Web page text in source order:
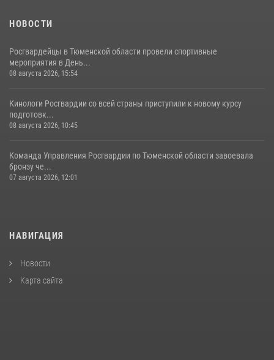
НОВОСТИ
Росгвардейцы в Тюменской области провели спортивные
мероприятия в День...
08 августа 2026, 15:54
Кинологи Росгвардии со всей страны приступили к новому курсу
подготовк...
08 августа 2026, 10:45
Команда Управления Росгвардии по Тюменской области завоевала
бронзу че...
07 августа 2026, 12:01
НАВИГАЦИЯ
Новости
Карта сайта